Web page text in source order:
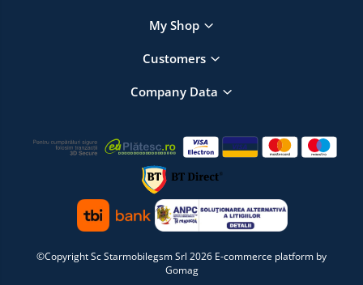
My Shop
Customers
Company Data
©Copyright Sc Starmobilegsm Srl 2026 E-commerce platform by
Gomag